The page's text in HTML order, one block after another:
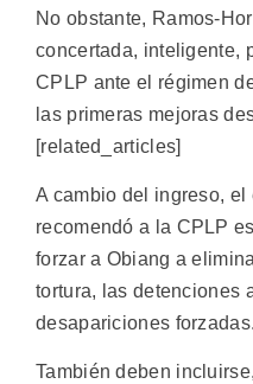
No obstante, Ramos-
concertada, inteligente,
CPLP ante el régimen
las primeras mejoras
[related_articles]
A cambio del ingreso,
recomendó a la CPLP
forzar a Obiang a
tortura, las detenciones
desapariciones forzadas.
También deben